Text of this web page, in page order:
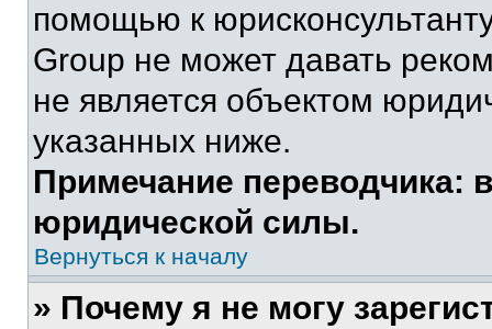
помощью к
Group не может давать
не является объектом
указанных ниже.
Примечание переводчика:
юридической силы.
Вернуться к началу
» Почему я не могу